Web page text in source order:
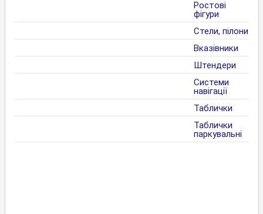
Ростові
фігури
Стели, пілони
Вказівники
Штендери
Системи
навігації
Таблички
Таблички
паркувальні